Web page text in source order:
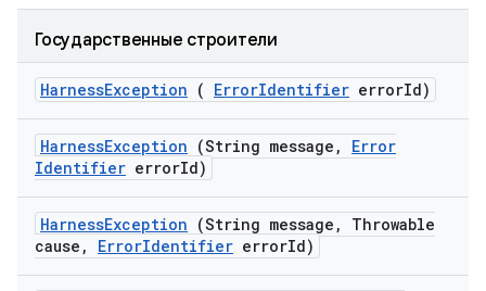
Государственные строители
HarnessException ( ErrorIdentifier errorId)
HarnessException (String message ,
Error
Identifier errorId)
HarnessException (String message ,
Throwable
cause , ErrorIdentifier errorId)